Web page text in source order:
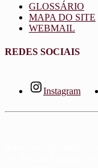
GLOSSÁRIO
MAPA DO SITE
WEBMAIL
REDES SOCIAIS
Instagram